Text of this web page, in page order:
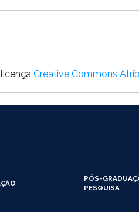
Creative Commons
PÓS-
PESQUISA